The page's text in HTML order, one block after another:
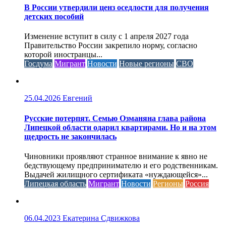
В России утвердили ценз оседлости для получения
детских пособий
Изменение вступит в силу с 1 апреля 2027 года
Правительство России закрепило норму, согласно
которой иностранцы...
Госдума Мигрант Новости Новые регионы СВО
25.04.2026 Евгений
Русские потерпят. Семью Озманяна глава района
Липецкой области одарил квартирами. Но и на этом
щедрость не закончилась
Чиновники проявляют странное внимание к явно не
бедствующему предпринимателю и его родственникам.
Выдачей жилищного сертификата «нуждающейся»...
Липецкая область Мигрант Новости Регионы Россия
06.04.2023 Екатерина Сдвижкова